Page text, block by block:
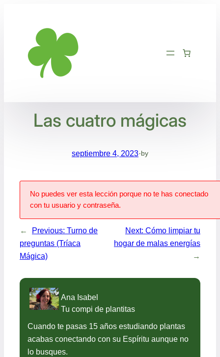
contenido
Las cuatro mágicas
septiembre 4, 2023·by
No puedes ver esta lección porque no te has conectado
con tu usuario y contraseña.
← Previous: Turno de
preguntas (Tríaca
Mágica)
Next: Cómo limpiar tu
hogar de malas energías
→
Ana Isabel
Tu compi de plantitas
Cuando te pasas 15 años estudiando plantas
acabas conectando con su Espíritu aunque no
lo busques.